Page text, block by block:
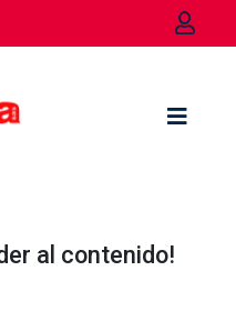
al contenido!